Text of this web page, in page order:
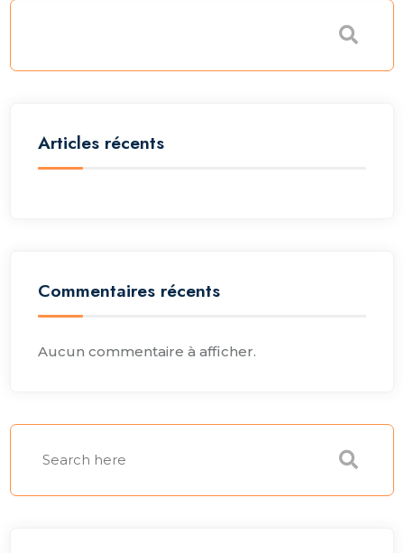
Articles récents
Commentaires récents
Aucun commentaire à afficher.